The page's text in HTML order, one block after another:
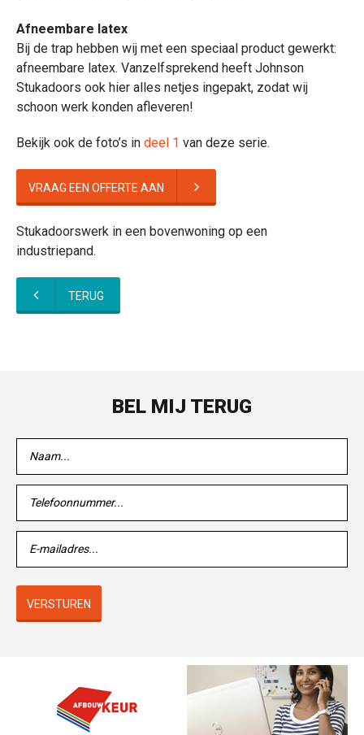
Afneembare latex
Bij de trap hebben wij met een speciaal product gewerkt:
afneembare latex. Vanzelfsprekend heeft Johnson
Stukadoors ook hier alles netjes ingepakt, zodat wij
schoon werk konden afleveren!
Bekijk ook de foto’s in deel 1 van deze serie.
VRAAG EEN OFFERTE AAN
Stukadoorswerk in een bovenwoning op een
industriepand.
TERUG
BEL MIJ TERUG
VERSTUREN